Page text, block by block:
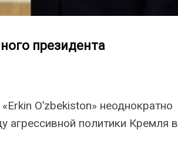
президента
O’zbekiston» неоднократно
агрессивной политики Кремля в